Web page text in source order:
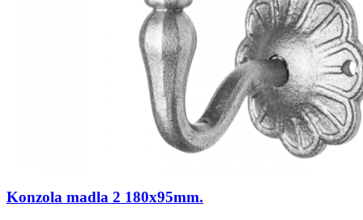
Konzola madla 2 180x95mm.